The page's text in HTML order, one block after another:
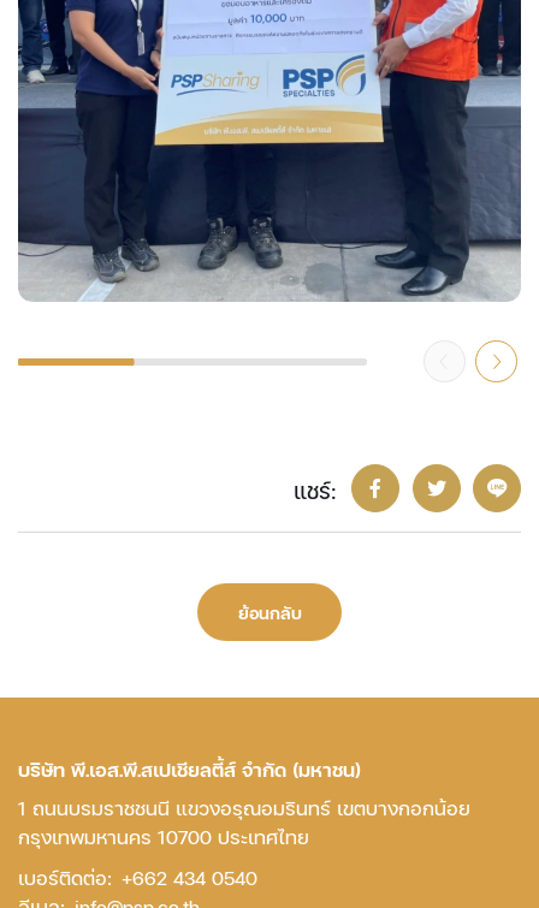
แชร์:
ย้อนกลับ
บริษัท พี.เอส.พี.สเปเชียลตี้ส์ จำกัด (มหาชน)
1 ถนนบรมราชชนนี แขวงอรุณอมรินทร์ เขตบางกอกน้อย
กรุงเทพมหานคร 10700 ประเทศไทย
เบอร์ติดต่อ: +662 434 0540